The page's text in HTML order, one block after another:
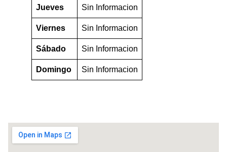
Jueves Sin Informacion
Viernes Sin Informacion
Sábado Sin Informacion
Domingo Sin Informacion